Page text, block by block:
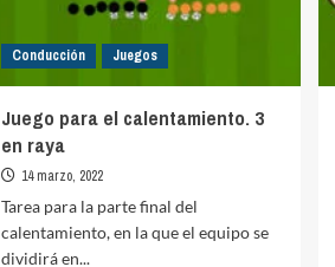
Conducción Juegos
Juego para el calentamiento. 3
en raya
14 marzo, 2022
Tarea para la parte final del
calentamiento, en la que el equipo se
dividirá en...